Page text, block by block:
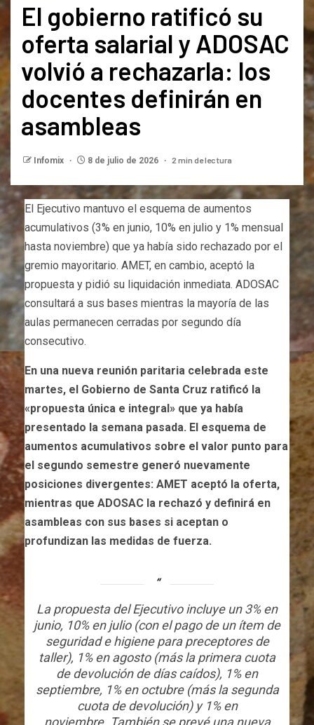
El gobierno ratificó su
oferta salarial y ADOSAC
volvió a rechazarla: los
docentes definirán en
asambleas
Infomix 8 de julio de 2026 2 min de lectura
El Ejecutivo mantuvo el esquema de aumentos
acumulativos (3% en junio, 10% en julio y 1% mensual
hasta noviembre) que ya había sido rechazado por el
gremio mayoritario. AMET, en cambio, aceptó la
propuesta y pidió su liquidación inmediata. ADOSAC
consultará a sus bases mientras la mayoría de las
aulas permanecen cerradas por segundo día
consecutivo.
En una nueva reunión paritaria celebrada este
martes, el Gobierno de Santa Cruz ratificó la
«propuesta única e integral» que ya había
presentado la semana pasada. El esquema de
aumentos acumulativos sobre el valor punto para
el segundo semestre generó nuevamente
posiciones divergentes: AMET aceptó la oferta,
mientras que ADOSAC la rechazó y definirá en
asambleas con sus bases si aceptan o
profundizan las medidas de fuerza.
La propuesta del Ejecutivo incluye un 3% en
junio, 10% en julio (con el pago de un ítem de
seguridad e higiene para preceptores de
taller), 1% en agosto (más la primera cuota
de devolución de días caídos), 1% en
septiembre, 1% en octubre (más la segunda
cuota de devolución) y 1% en
noviembre. También se prevé una nueva